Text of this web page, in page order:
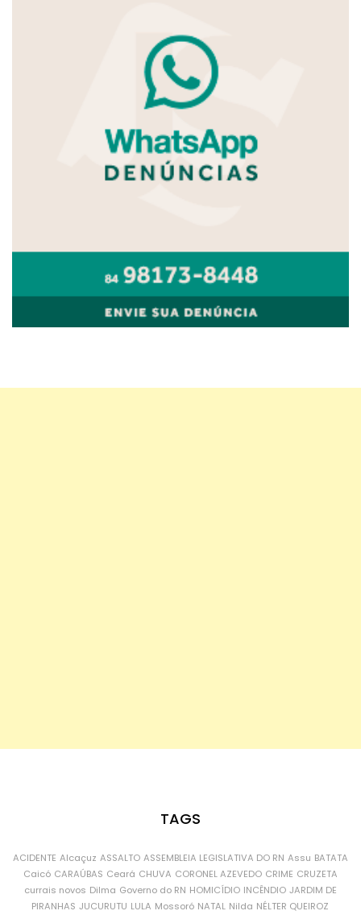
TAGS
ACIDENTE Alcaçuz ASSALTO ASSEMBLEIA LEGISLATIVA DO RN Assu BATATA
Caicó CARAÚBAS Ceará CHUVA CORONEL AZEVEDO CRIME CRUZETA
currais novos Dilma Governo do RN HOMICÍDIO INCÊNDIO JARDIM DE
PIRANHAS JUCURUTU LULA Mossoró NATAL Nilda NÉLTER QUEIROZ